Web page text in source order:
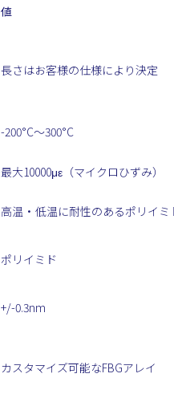
値
長さはお客様の仕様により決定
-200°C～300°C
最大10000με（マイクロひずみ）
高温・低温に耐性のあるポリイ
ポリイミド
+/-0.3nm
カスタマイズ可能なFBGアレイ